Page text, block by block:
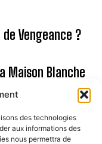
des technologies
aux informations des
nous permettra de
Vengeance ?
Maison Blanche